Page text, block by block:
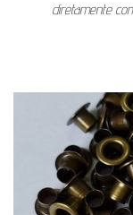
diretamente